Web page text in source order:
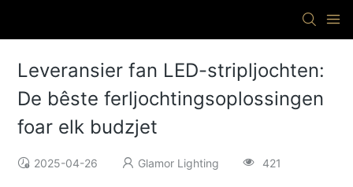
Leveransier fan LED-stripljochten:
De bêste ferljochtingsoplossingen
foar elk budzjet
2025-04-26 Glamor Lighting 421